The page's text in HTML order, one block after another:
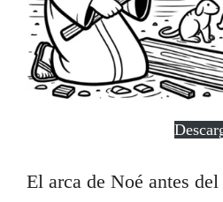
El arca de Noé antes